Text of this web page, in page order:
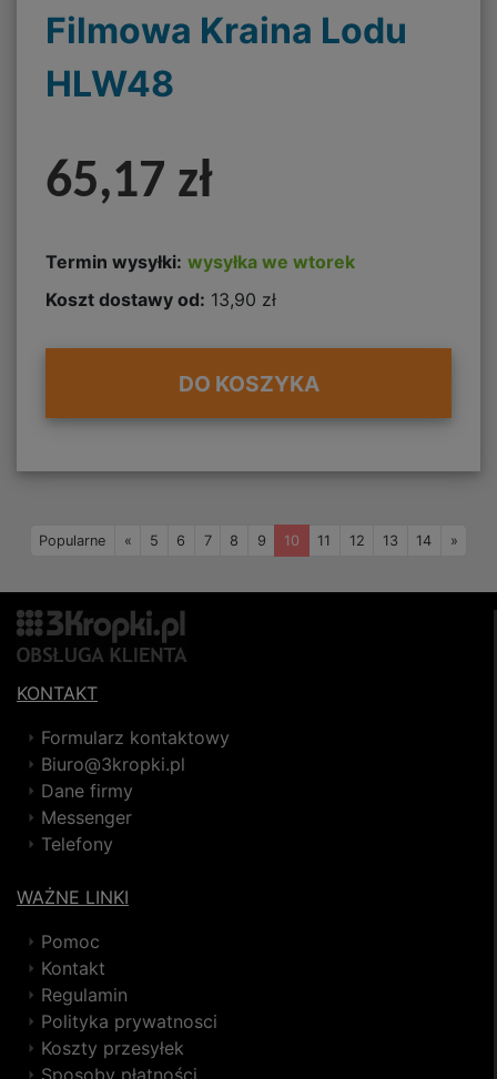
Filmowa Kraina Lodu
HLW48
65,17 zł
Termin wysyłki: wysyłka we wtorek
Koszt dostawy od: 13,90 zł
DO KOSZYKA
Popularne «Wstecz
5 6 7 8 9 10 11 12 13 14 »
KONTAKT
Formularz kontaktowy
Biuro@3kropki.pl
Dane firmy
Messenger
Telefony
WAŻNE LINKI
Pomoc
Kontakt
Regulamin
Polityka prywatnosci
Koszty przesyłek
Sposoby płatności